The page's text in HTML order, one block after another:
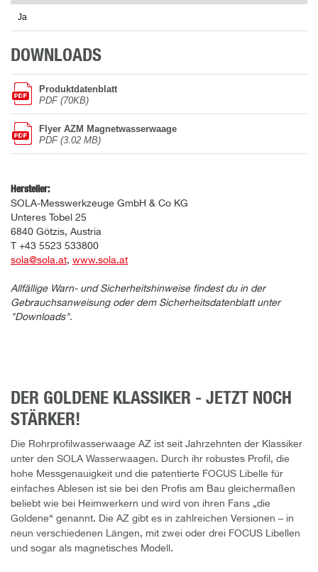
Ja
DOWNLOADS
Produktdatenblatt
PDF (70KB)
Flyer AZM Magnetwasserwaage
PDF (3.02 MB)
Hersteller:
SOLA-Messwerkzeuge GmbH & Co KG
Unteres Tobel 25
6840 Götzis, Austria
T +43 5523 533800
sola@sola.at, www.sola.at
Allfällige Warn- und Sicherheitshinweise findest du in der
Gebrauchsanweisung oder dem Sicherheitsdatenblatt unter
"Downloads".
DER GOLDENE KLASSIKER - JETZT NOCH
STÄRKER!
Die Rohrprofilwasserwaage AZ ist seit Jahrzehnten der Klassiker
unter den SOLA Wasserwaagen. Durch ihr robustes Profil, die
hohe Messgenauigkeit und die patentierte FOCUS Libelle für
einfaches Ablesen ist sie bei den Profis am Bau gleichermaßen
beliebt wie bei Heimwerkern und wird von ihren Fans „die
Goldene“ genannt. Die AZ gibt es in zahlreichen Versionen – in
neun verschiedenen Längen, mit zwei oder drei FOCUS Libellen
und sogar als magnetisches Modell.